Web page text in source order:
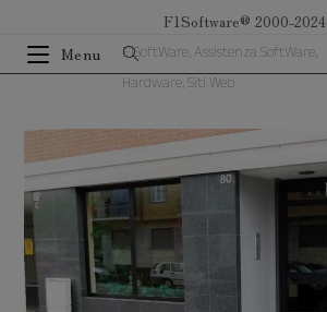
contenuto
F1Software® 2000-2024
Menu
F1SoftWare, Assistenza SoftWare,
Hardware, Siti Web